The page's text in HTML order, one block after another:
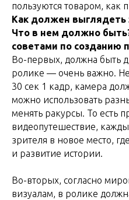
пользуются товаром, как
Как должен
Что в нем должно
советами по созданию
Во-первых, должна быть
ролике — очень важно.
30 сек 1 кадр, камера
можно использовать
менять ракурсы. То есть
видеопутешествие,
зрителя в новое место,
и развитие истории.
Во-вторых, согласно
визуалам, в ролике